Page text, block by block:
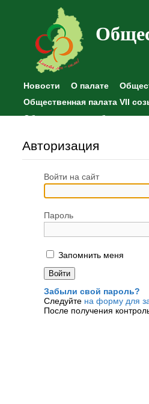
Новости О палате
Общественная палата VII
Общественные наблюдения
Авторизация
Войти на сайт
Пароль
Запомнить меня
Забыли свой пароль?
Следуйте на форму для
После получения